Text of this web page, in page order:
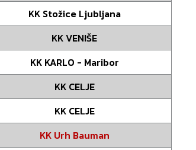
KK Stožice Ljubljana
KK VENIŠE
KK KARLO - Maribor
KK CELJE
KK CELJE
KK Urh Bauman